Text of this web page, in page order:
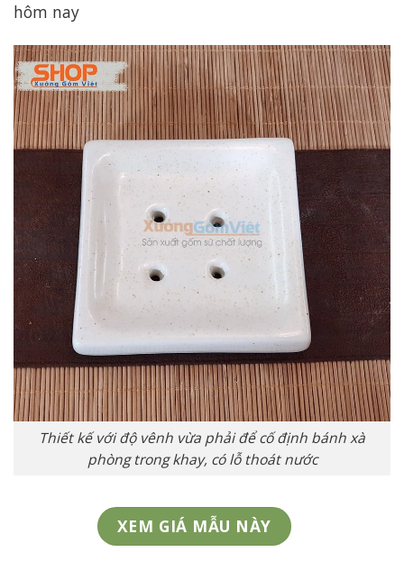
hôm nay
Thiết kế với độ vênh vừa phải để cố định bánh xà
phòng trong khay, có lỗ thoát nước
XEM GIÁ MẪU NÀY